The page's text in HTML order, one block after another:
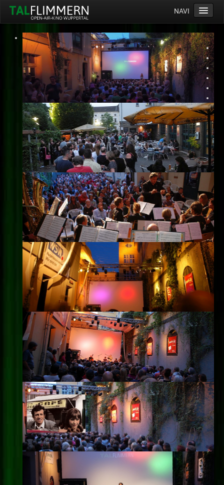
NAVI
Home
Programm
Service
Ticketinfos
Ort
Anreise
Wetter
Kinogutschein
Konzept
Archiv
Kontakt
Impressum
Datenschutz